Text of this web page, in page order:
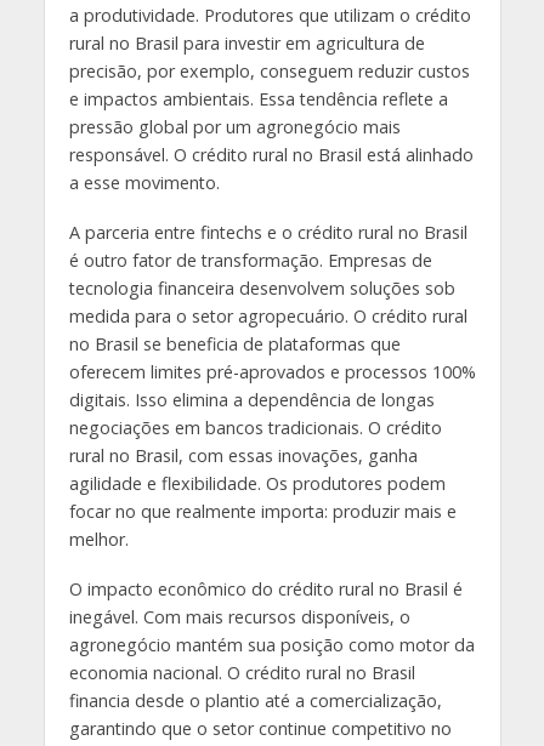
a produtividade. Produtores que utilizam o crédito
rural no Brasil para investir em agricultura de
precisão, por exemplo, conseguem reduzir custos
e impactos ambientais. Essa tendência reflete a
pressão global por um agronegócio mais
responsável. O crédito rural no Brasil está alinhado
a esse movimento.
A parceria entre fintechs e o crédito rural no Brasil
é outro fator de transformação. Empresas de
tecnologia financeira desenvolvem soluções sob
medida para o setor agropecuário. O crédito rural
no Brasil se beneficia de plataformas que
oferecem limites pré-aprovados e processos 100%
digitais. Isso elimina a dependência de longas
negociações em bancos tradicionais. O crédito
rural no Brasil, com essas inovações, ganha
agilidade e flexibilidade. Os produtores podem
focar no que realmente importa: produzir mais e
melhor.
O impacto econômico do crédito rural no Brasil é
inegável. Com mais recursos disponíveis, o
agronegócio mantém sua posição como motor da
economia nacional. O crédito rural no Brasil
financia desde o plantio até a comercialização,
garantindo que o setor continue competitivo no